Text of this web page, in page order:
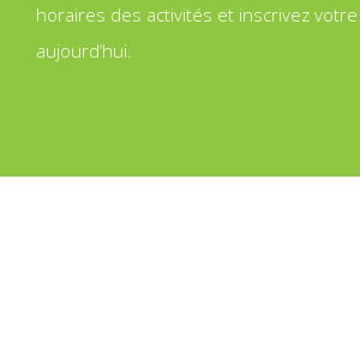
horaires des activités et inscrivez
aujourd’hui.